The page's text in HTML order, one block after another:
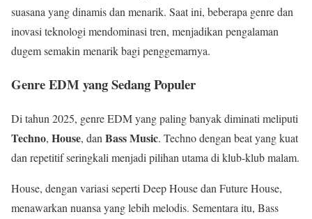
suasana yang dinamis dan menarik. Saat ini, beberapa genre dan
inovasi teknologi mendominasi tren, menjadikan pengalaman
dugem semakin menarik bagi penggemarnya.
Genre EDM yang Sedang Populer
Di tahun 2025, genre EDM yang paling banyak diminati meliputi
Techno, House, dan Bass Music. Techno dengan beat yang kuat
dan repetitif seringkali menjadi pilihan utama di klub-klub malam.
House, dengan variasi seperti Deep House dan Future House,
menawarkan nuansa yang lebih melodis. Sementara itu, Bass